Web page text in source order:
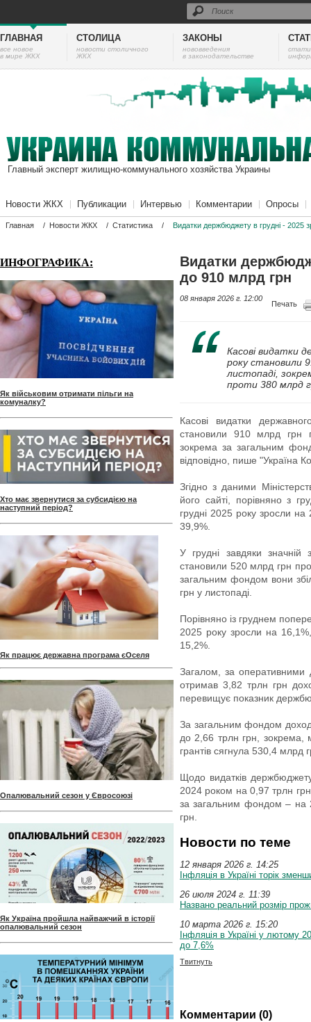
ГЛАВНАЯ
все новое
в мире ЖКХ
СТОЛИЦА
новости столичного
ЖКХ
ЗАКОНЫ
нововведения
в законодательстве
Главный эксперт жилищно-коммунального хозяйства Украины
Новости ЖКХ Публикации Интервью Комментарии Опросы
Главная / Новости ЖКХ / Статистика / Видатки держбюджету в грудні - 2025
ИНФОГРАФИКА:
Як військовим отримати пільги на
комуналку?
Хто має звернутися за субсидією на
наступний період?
Як працює державна програма єОселя
Опалювальний сезон у Євросоюзі
Як Україна пройшла найважчий в історії
опалювальний сезон
Видатки
до 910 млрд грн
08 января 2026 г. 12:00
Печать
Касові видатки
року становили
листопаді,
проти 380 млрд
Касові видатки
становили 910 млрд грн
зокрема за загальним
відповідно, пише "Україна
Згідно з даними
його сайті, порівняно з
грудні 2025 року зросли
39,9%.
У грудні завдяки значній
становили 520 млрд грн
загальним фондом вони
грн у листопаді.
Порівняно із груднем
2025 року зросли на
15,2%.
Загалом, за
отримав 3,82 трлн грн
перевищує показник
За загальним фондом
до 2,66 трлн грн, зокрема,
грантів сягнула 530,4 млрд
Щодо видатків
2024 роком на 0,97 трлн
за загальним фондом – на
грн.
Новости по теме
12 января 2026 г. 14:25
Інфляція в Україні торік
26 июля 2024 г. 11:39
Названо реальний розмір
10 марта 2026 г. 15:20
Інфляція в Україні у лютому
до 7,6%
Твитнуть
Комментарии (0)